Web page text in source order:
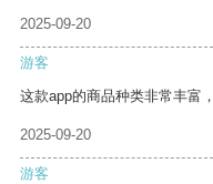
2025-09-20
游客
这款app的商品种类非常丰富
2025-09-20
游客